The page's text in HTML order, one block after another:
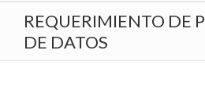
REQUERIMIENTO DE
DE DATOS